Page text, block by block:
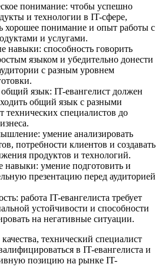
понимание: чтобы успешно
и технологии в IT-сфере,
хорошее понимание и опыт работы с
и услугами.
навыки: способность говорить
языком и убедительно донести
с разным уровнем
язык: IT-евангелист должен
общий язык с разными
технических специалистов до
умение анализировать
потребности клиентов и создавать
продуктов и технологий.
навыки: умение подготовить и
презентацию перед аудиторией
работа IT-евангелиста требует
устойчивости и способности
на негативные ситуации.
технический специалист
в IT-евангелиста и
позицию на рынке IT-